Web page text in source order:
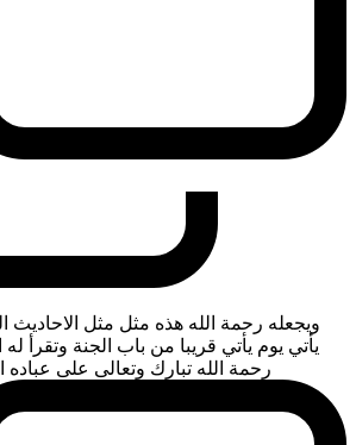
ويجعله رحمة الله هذه مثل مثل
يأتي يوم يأتي قريبا من باب الجنة وتقرأ
رحمة الله تبارك وتعالى على عباده